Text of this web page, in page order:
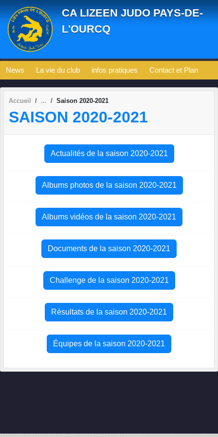
CA LIZEEN JUDO PAYS-DE-
L'OURCQ
News La vie du club infos pratiques Contact et Plan
Accueil Saison 2020-2021
SAISON 2020-2021
Actualités de la saison 2020-2021
Albums photos de la saison 2020-2021
Albums vidéos de la saison 2020-2021
Documents de la saison 2020-2021
Challenge de la saison 2020-2021
Résultats de la saison 2020-2021
Équipes de la saison 2020-2021
Panneau de gestion des cookies